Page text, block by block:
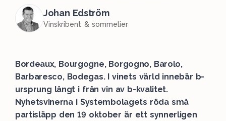
Johan Edström
Vinskribent & sommelier
Bordeaux, Bourgogne, Borgogno, Barolo,
Barbaresco, Bodegas. I vinets värld innebär b-
ursprung långt i från vin av b-kvalitet.
Nyhetsvinerna i Systembolagets röda små
partisläpp den 19 oktober är ett synnerligen